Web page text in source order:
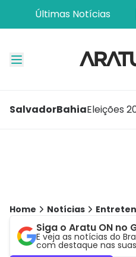
Últimas Notícias
SalvadorBahiaEleições
Home Notícias
Siga o Aratu ON no
E veja as notícias do
com destaque nas